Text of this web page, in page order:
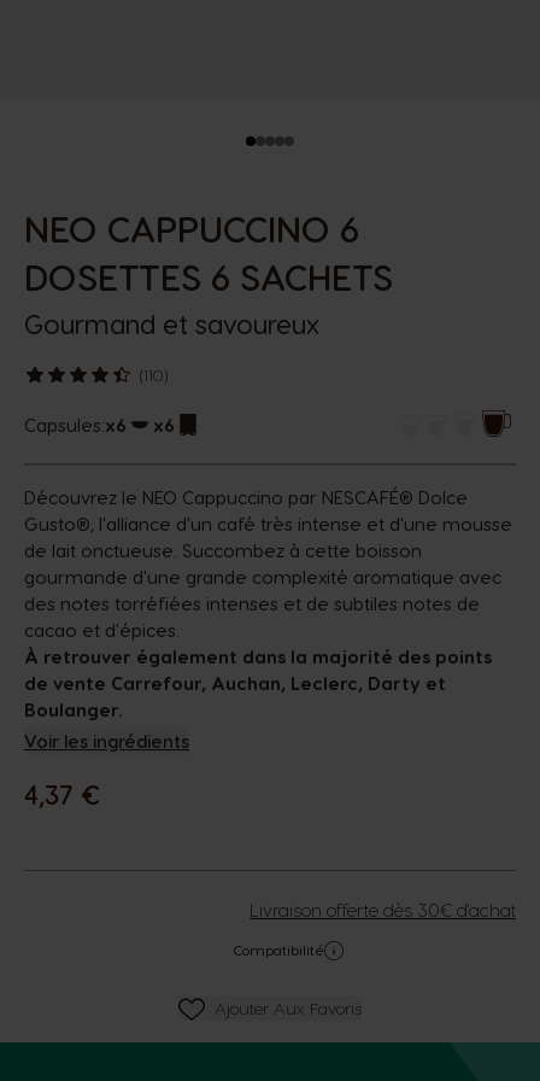
NEO CAPPUCCINO 6
DOSETTES 6 SACHETS
Gourmand et savoureux
(110)
Capsules:x6 x6
Découvrez le NEO Cappuccino par NESCAFÉ® Dolce
Gusto®, l'alliance d'un café très intense et d'une mousse
de lait onctueuse. Succombez à cette boisson
gourmande d'une grande complexité aromatique avec
des notes torréfiées intenses et de subtiles notes de
cacao et d'épices.
À retrouver également dans la majorité des points
de vente Carrefour, Auchan, Leclerc, Darty et
Boulanger.
Voir les ingrédients
4,37 €
Compatibilité
Livraison offerte dès 30€ d'achat
Ajouter Aux Favoris
Ajouter Aux Favoris